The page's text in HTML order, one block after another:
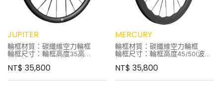
JUPITER
輪框材質：碳纖維空力輪框
輪框尺寸：輪框高度35高
22mm
NT$ 35,800
MERCURY
輪框材質：碳纖維空力輪框
輪框尺寸：輪框高度45/50(波浪
輪框寬度 28mm 輪框內寬
NT$ 35,800